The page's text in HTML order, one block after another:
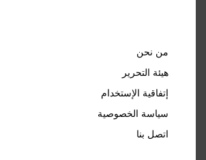
من نحن
هيئة التحرير
إتفاقية الإستخدام
سياسة الخصوصية
اتصل بنا